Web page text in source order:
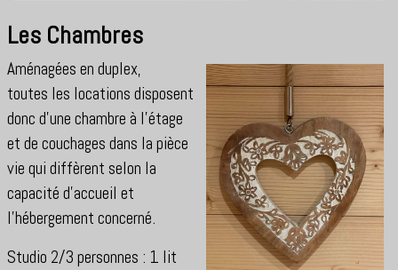
Les Chambres
Aménagées en duplex,
toutes les locations disposent
donc d'une chambre à l'étage
et de couchages dans la pièce
vie qui diffèrent selon la
capacité d'accueil et
l'hébergement concerné.
Studio 2/3 personnes : 1 lit